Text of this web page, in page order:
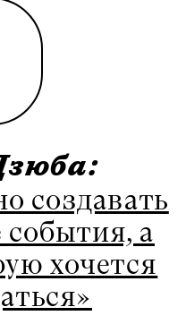
создавать
а
хочется